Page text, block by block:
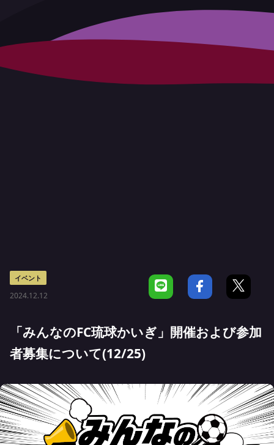
イベント
2024.12.12
「みんなのFC琉球かいぎ」開催および参加
者募集について(12/25)